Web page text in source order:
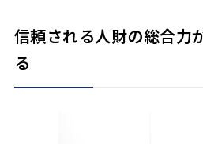
信頼される人財の総合力
る